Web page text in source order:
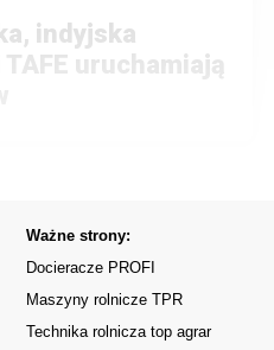
indyjska
uruchamiają
Ważne strony:
Docieracze PROFI
Maszyny rolnicze TPR
Technika rolnicza top agrar